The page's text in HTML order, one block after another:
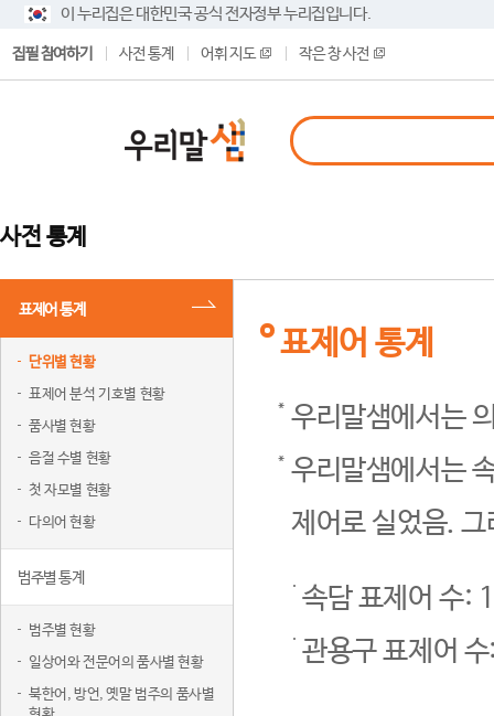
이 누리집은 대한민국 공식 전자정부 누리집입니다.
집필 참여하기 사전 통계 어휘 지도 작은 창 사전
사전 통계
표제어 통계
단위별 현황
표제어 분석 기호별 현황
품사별 현황
음절 수별 현황
첫 자모별 현황
다의어 현황
범주별 통계
범주별 현황
일상어와 전문어의 품사별 현황
북한어, 방언, 옛말 범주의 품사별
표제어 통계
우리말샘에서는
우리말샘에서는
제어로 실었음.
속담 표제어 수:
관용구 표제어